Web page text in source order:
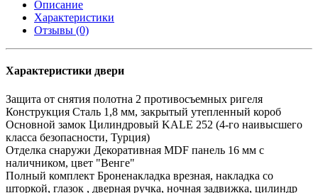
Описание
Характеристики
Отзывы (0)
Характеристики двери
Защита от снятия полотна 2 противосъемных ригеля
Конструкция Сталь 1,8 мм, закрытый утепленный короб
Основной замок Цилиндровый KALE 252 (4-го наивысшего
класса безопасности, Турция)
Отделка снаружи Декоративная MDF панель 16 мм с
наличником, цвет "Венге"
Полный комплект Броненакладка врезная, накладка со
шторкой, глазок , дверная ручка, ночная задвижка, цилиндр